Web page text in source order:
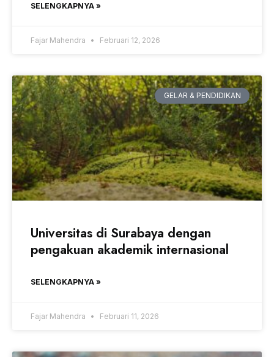
SELENGKAPNYA »
Fajar Mahendra Februari 12, 2026
GELAR & PENDIDIKAN
Universitas di Surabaya dengan
pengakuan akademik internasional
SELENGKAPNYA »
Fajar Mahendra Februari 11, 2026